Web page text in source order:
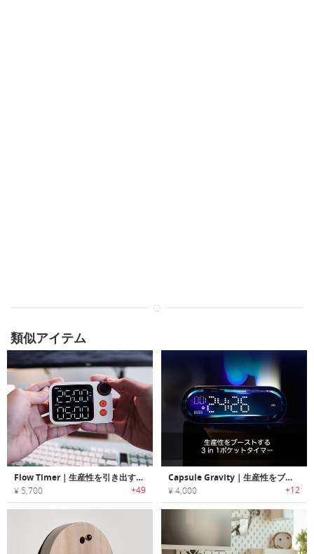
類似アイテム
Flow Timer｜生産性を引き出す、ミニマルデザインのデスクタイマー
¥ 5,700 +49
Capsule Gravity｜生産性をブーストする3 in 1ポケットタイマー「カプセルグラビティー」
¥ 4,000 +12